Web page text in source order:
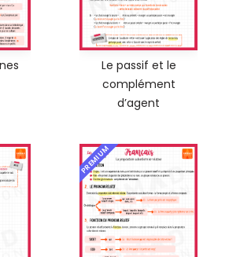
Le passif et le
complément
d’agent
PREMIUM